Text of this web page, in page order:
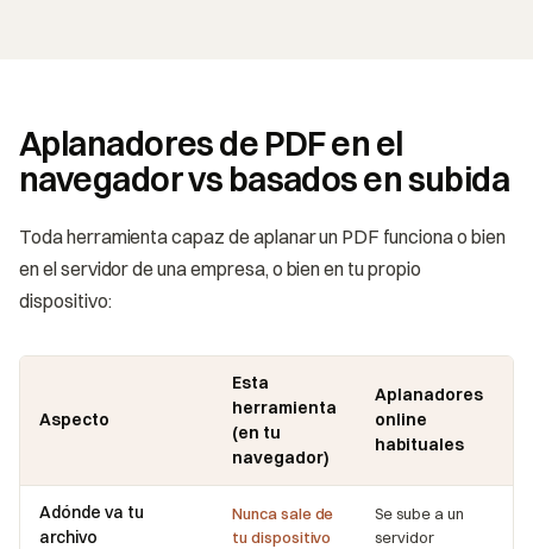
Aplanadores de PDF en el
navegador vs basados en subida
Toda herramienta capaz de aplanar un PDF funciona o bien
en el servidor de una empresa, o bien en tu propio
dispositivo:
Aspecto
Esta
herramienta
(en tu
navegador)
Aplanadores
online
habituales
Adónde va tu
archivo
Nunca sale de
tu dispositivo
Se sube a un
servidor